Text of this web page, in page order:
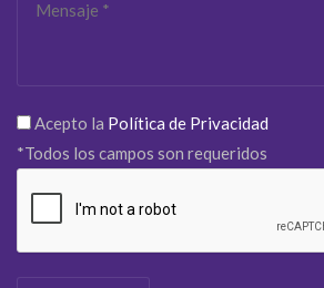
Acepto la Política de Privacidad
*Todos los campos son requeridos